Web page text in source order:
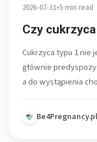
2026-07-31•5 min read
Czy
Cukrzyca typu 1 nie
głównie
a do wystąpienia
Be4Pregnancy.pl